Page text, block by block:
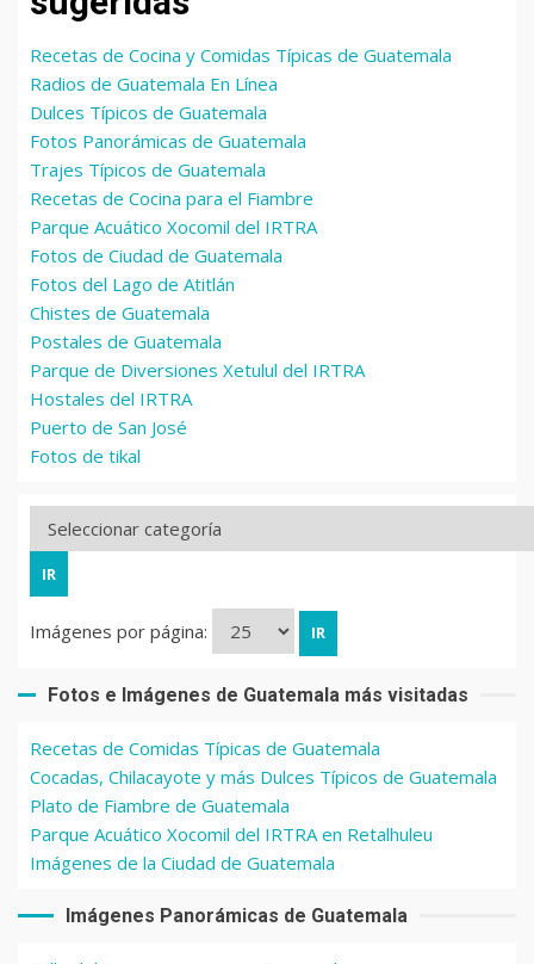
Recetas de Cocina y Comidas Típicas de Guatemala
Radios de Guatemala En Línea
Dulces Típicos de Guatemala
Fotos Panorámicas de Guatemala
Trajes Típicos de Guatemala
Recetas de Cocina para el Fiambre
Parque Acuático Xocomil del IRTRA
Fotos de Ciudad de Guatemala
Fotos del Lago de Atitlán
Chistes de Guatemala
Postales de Guatemala
Parque de Diversiones Xetulul del IRTRA
Hostales del IRTRA
Puerto de San José
Fotos de tikal
Imágenes por página:
Fotos e Imágenes de Guatemala más visitadas
Recetas de Comidas Típicas de Guatemala
Cocadas, Chilacayote y más Dulces Típicos de Guatemala
Plato de Fiambre de Guatemala
Parque Acuático Xocomil del IRTRA en Retalhuleu
Imágenes de la Ciudad de Guatemala
Imágenes Panorámicas de Guatemala